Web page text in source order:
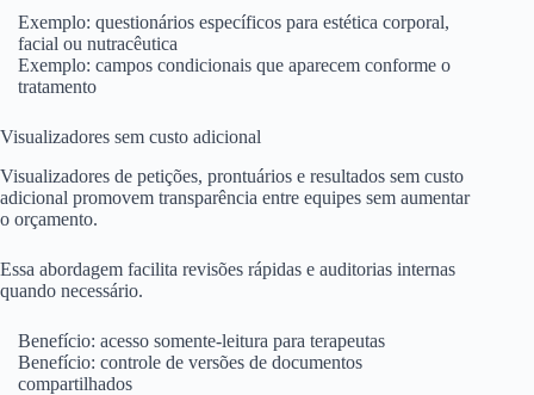
Exemplo: questionários específicos para estética corporal,
facial ou nutracêutica
Exemplo: campos condicionais que aparecem conforme o
tratamento
Visualizadores sem custo adicional
Visualizadores de petições, prontuários e resultados sem custo
adicional promovem transparência entre equipes sem aumentar
o orçamento.
Essa abordagem facilita revisões rápidas e auditorias internas
quando necessário.
Benefício: acesso somente-leitura para terapeutas
Benefício: controle de versões de documentos
compartilhados